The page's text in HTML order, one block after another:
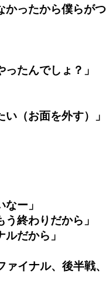
かったから僕らがつ
ったんでしょ？」
い（お面を外す）」
ー」
う終わりだから」
ルだから」
ァイナル、後半戦、